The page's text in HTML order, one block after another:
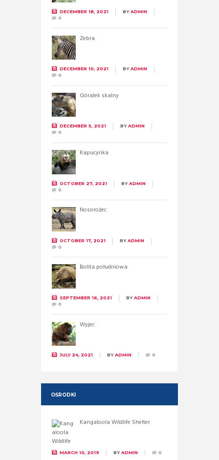
DECEMBER 18, 2021 BYADMIN
0
Zebra
DECEMBER 10, 2021 BYADMIN
0
Góralek skalny
DECEMBER 5, 2021 BYADMIN
0
Kapucynka
OCTOBER 27, 2021 BYADMIN
0
Nosorożec
OCTOBER 17, 2021 BYADMIN
0
Bolita południowa
SEPTEMBER 16, 2021 BYADMIN
0
Wyjec
JULY 24, 2021 BYADMIN 0
OŚRODKI
Kangaloola Wildlife Shelter
MARCH 10, 2019 BYADMIN 0